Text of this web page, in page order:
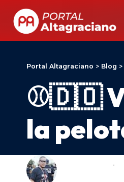
Portal Altagraciano > Blog >
⚾🇩🇴
la
LAST UPDATED: 8
ADONIS ARACHE